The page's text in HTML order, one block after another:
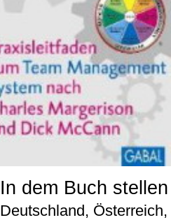
In dem Buch
Deutschland,